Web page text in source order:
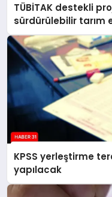
TÜBİTAK destekli
sürdürülebilir tarım
KPSS yerleştirme
yapılacak